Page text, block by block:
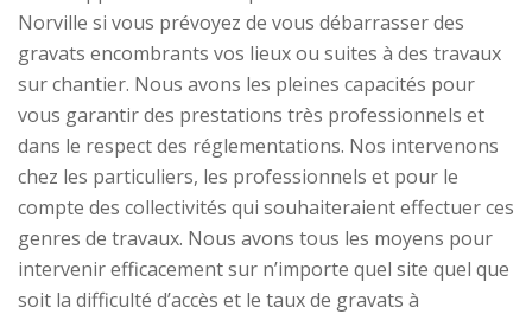
Norville si vous prévoyez de vous débarrasser des
gravats encombrants vos lieux ou suites à des travaux
sur chantier. Nous avons les pleines capacités pour
vous garantir des prestations très professionnels et
dans le respect des réglementations. Nos intervenons
chez les particuliers, les professionnels et pour le
compte des collectivités qui souhaiteraient effectuer ces
genres de travaux. Nous avons tous les moyens pour
intervenir efficacement sur n’importe quel site quel que
soit la difficulté d’accès et le taux de gravats à